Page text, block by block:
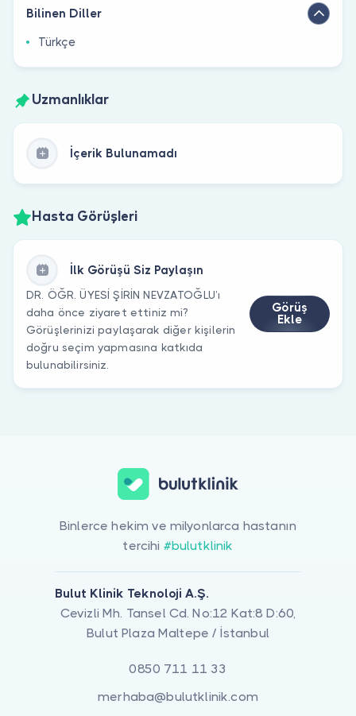
Bilinen Diller
Türkçe
Uzmanlıklar
İçerik Bulunamadı
Hasta Görüşleri
İlk Görüşü Siz Paylaşın
DR. ÖĞR. ÜYESİ ŞİRİN NEVZATOĞLU’ı
daha önce ziyaret ettiniz mi?
Görüşlerinizi paylaşarak diğer kişilerin
doğru seçim yapmasına katkıda
bulunabilirsiniz.
Görüş
Ekle
Binlerce hekim ve milyonlarca hastanın
tercihi #bulutklinik
Bulut Klinik Teknoloji A.Ş.
Cevizli Mh. Tansel Cd. No:12 Kat:8 D:60,
Bulut Plaza Maltepe / İstanbul
0850 711 11 33
merhaba@bulutklinik.com